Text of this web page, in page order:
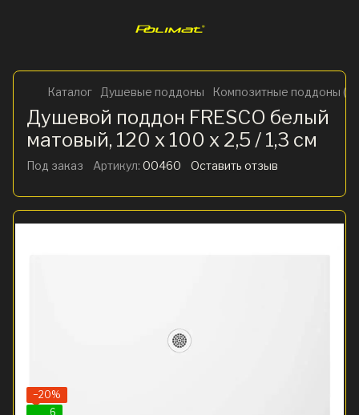
Каталог Душевые поддоны Композитные поддоны
Душевой поддон FRESCO белый
матовый, 120 x 100 х 2,5 / 1,3 см
Под заказ Артикул: 00460 Оставить отзыв
−20%
6